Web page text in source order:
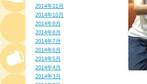
2014年11月
2014年10月
2014年9月
2014年8月
2014年7月
2014年6月
2014年5月
2014年4月
2014年3月